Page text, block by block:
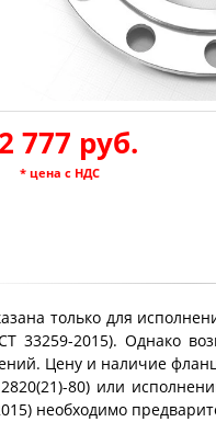
777 руб.
* цена с НДС
только для
33259-2015). Однако
Цену и наличие
80) или
необходимо